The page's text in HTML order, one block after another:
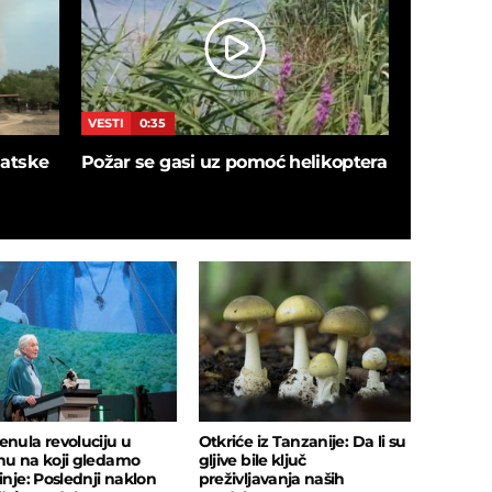
VESTI 0:35
Požar se gasi uz pomoć helikoptera
revoluciju u
na koji gledamo
Poslednji naklon
Otkriće iz Tanzanije: Da li su
gljive bile ključ
preživljavanja naših